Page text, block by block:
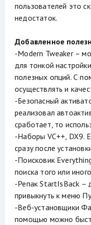
пользователей это
недостаток.
Добавленное
-Modern Tweaker –
для тонкой
полезных опций. С
осуществлять и
-Безопасный
реализовал
сработает, то
-Наборы VC++, DX9.
сразу после
-Поисковик
поиска того или
-Репак StartIsBack –
привыкнуть к меню
-Веб-установщики
помощью можно